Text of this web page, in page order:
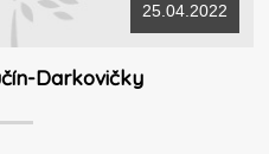
25.04.2022
Darkovičky